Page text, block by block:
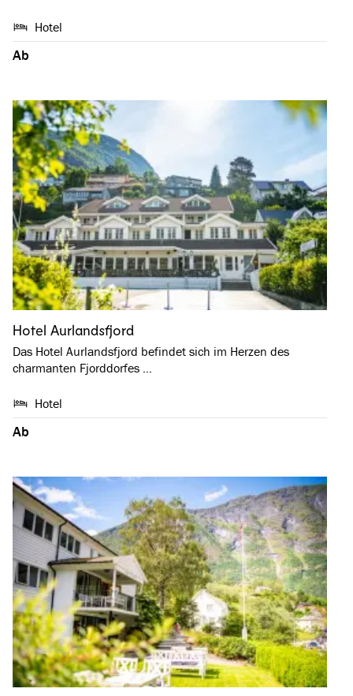
Hotel
Ab
Hotel Aurlandsfjord
Das Hotel Aurlandsfjord befindet sich im Herzen des
charmanten Fjorddorfes …
Hotel
Ab